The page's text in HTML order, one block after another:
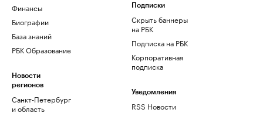
Финансы
Биографии
База знаний
РБК Образование
Новости
регионов
Санкт-Петербург
и область
Подписки
Скрыть баннеры
на РБК
Подписка на РБК
Корпоративная
подписка
Уведомления
RSS Новости